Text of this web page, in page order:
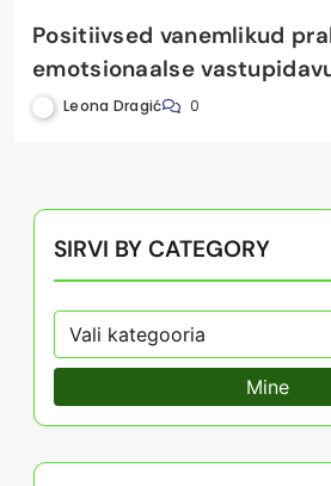
Positiivsed vanemlikud
emotsionaalse
peresideme kasvatamiseks
Leona Dragić 0
SIRVI BY CATEGORY
Mine